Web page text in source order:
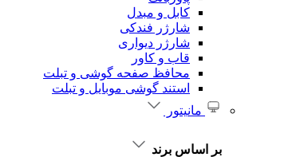
کابل و مبدل
شارژر فندکی
شارژر دیواری
قاب و کاور
محافظ صفحه گوشی و تبلت
استند گوشی موبایل و تبلت
مانیتور
بر اساس برند